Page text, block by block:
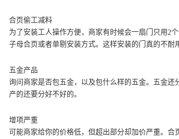
合页偷工减料
为了安装工人操作方便，商家有时候会一扇门只用2
子母合页或者单剔安装方式。这样安装的门真的不耐
五金产品
询问商家是否包五金，以及包什么样的五金。五金还
产的还要分好不好的。
增项严重
可能商家给你的价格低，但超出部分却加价严重。合